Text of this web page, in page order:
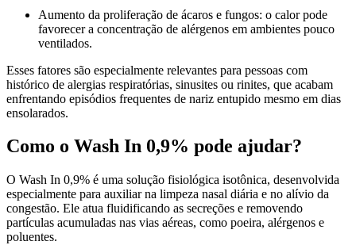
Aumento da proliferação de ácaros e fungos: o calor pode
favorecer a concentração de alérgenos em ambientes pouco
ventilados.
Esses fatores são especialmente relevantes para pessoas com
histórico de alergias respiratórias, sinusites ou rinites, que acabam
enfrentando episódios frequentes de nariz entupido mesmo em dias
ensolarados.
Como o Wash In 0,9% pode ajudar?
O Wash In 0,9% é uma solução fisiológica isotônica, desenvolvida
especialmente para auxiliar na limpeza nasal diária e no alívio da
congestão. Ele atua fluidificando as secreções e removendo
partículas acumuladas nas vias aéreas, como poeira, alérgenos e
poluentes.